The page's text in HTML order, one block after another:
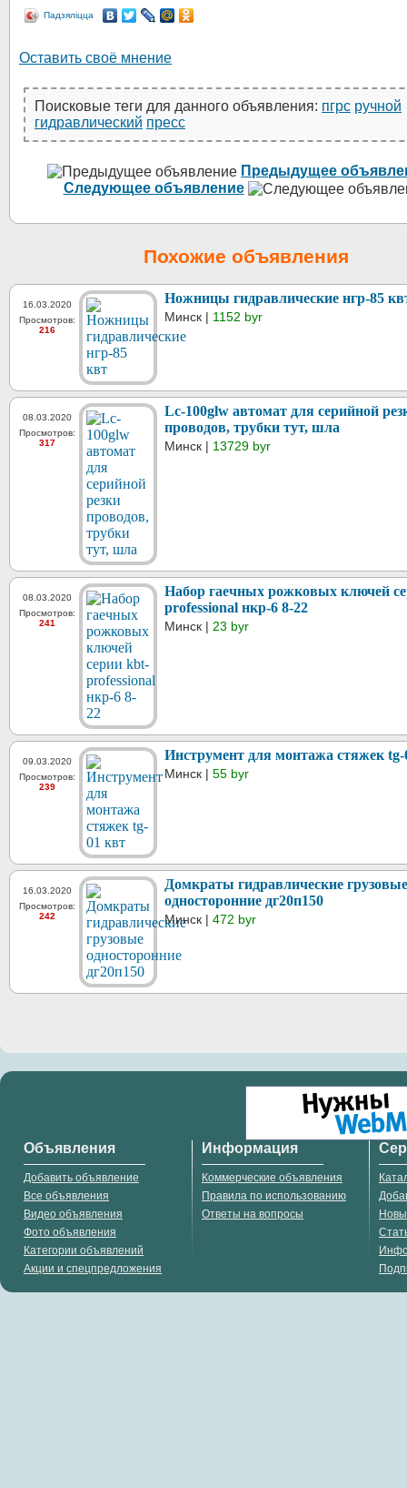
Падзяліцца
Оставить своё мнение
Поисковые теги для данного объявления: пгрс ручной
гидравлический пресс
Предыдущее
Следующее объявление
Похожие объявления
16.03.2020
Просмотров:
216
Ножницы гидравлические нгр-85
Минск | 1152 byr
08.03.2020
Просмотров:
317
Lc-100glw автомат для серийной
проводов, трубки тут, шла
Минск | 13729 byr
08.03.2020
Просмотров:
241
Набор гаечных рожковых ключей
professional нкр-6 8-22
Минск | 23 byr
09.03.2020
Просмотров:
239
Инструмент для монтажа стяжек tg-
Минск | 55 byr
16.03.2020
Просмотров:
242
Домкраты гидравлические грузовые
односторонние дг20п150
Минск | 472 byr
Объявления
Добавить объявление
Все объявления
Видео объявления
Фото объявления
Категории объявлений
Акции и спецпредложения
Информация
Коммерческие объявления
Правила по использованию
Ответы на вопросы